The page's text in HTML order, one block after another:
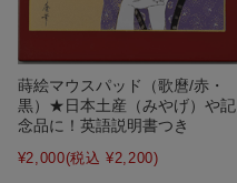
蒔絵マウスパッド（歌麿/赤・
黒）★日本土産（みやげ）や記
念品に！英語説明書つき
¥2,000(税込 ¥2,200)